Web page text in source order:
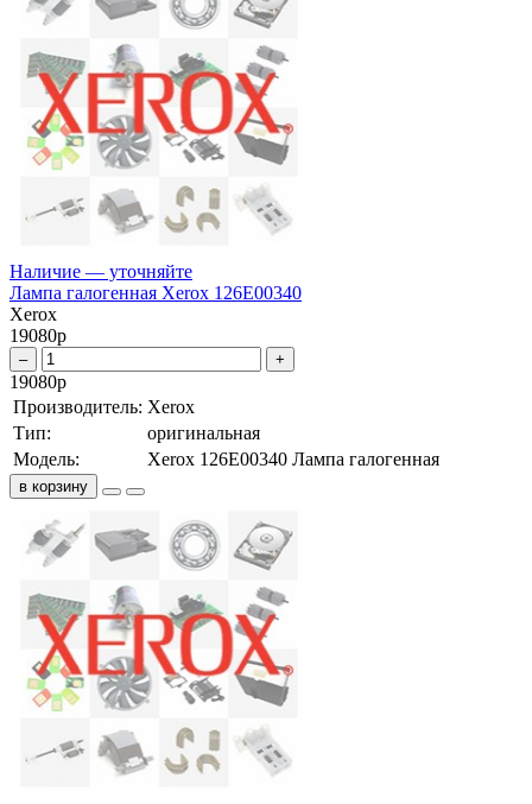
Наличие — уточняйте
Лампа галогенная Xerox 126E00340
Xerox
19080р
– +
19080р
Производитель: Xerox
Тип:
оригинальная
Модель:
Xerox 126E00340 Лампа галогенная
в корзину